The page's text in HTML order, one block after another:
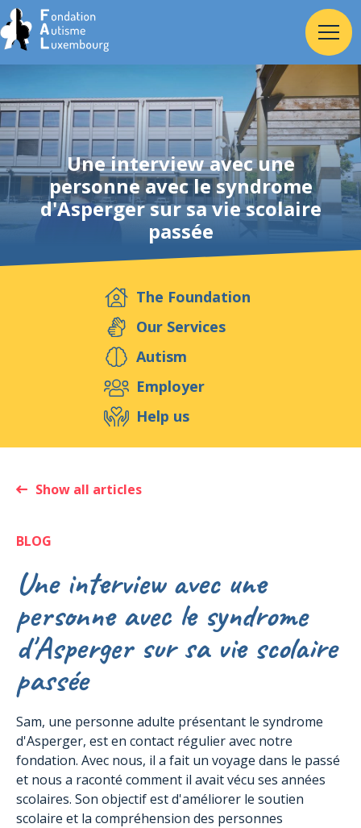
Home
Foundation
Services
Employer
Support us
Events Publications Medias
Resources & Tools
Une interview avec une
personne avec le syndrome
d'Asperger sur sa vie scolaire
passée
The Foundation
Our Services
Autism
Employer
Help us
Show all articles
BLOG
Une interview avec une
personne avec le syndrome
d'Asperger sur sa vie scolaire
passée
Sam, une personne adulte présentant le syndrome
d'Asperger, est en contact régulier avec notre
fondation. Avec nous, il a fait un voyage dans le passé
et nous a raconté comment il avait vécu ses années
scolaires. Son objectif est d'améliorer le soutien
scolaire et la compréhension des personnes